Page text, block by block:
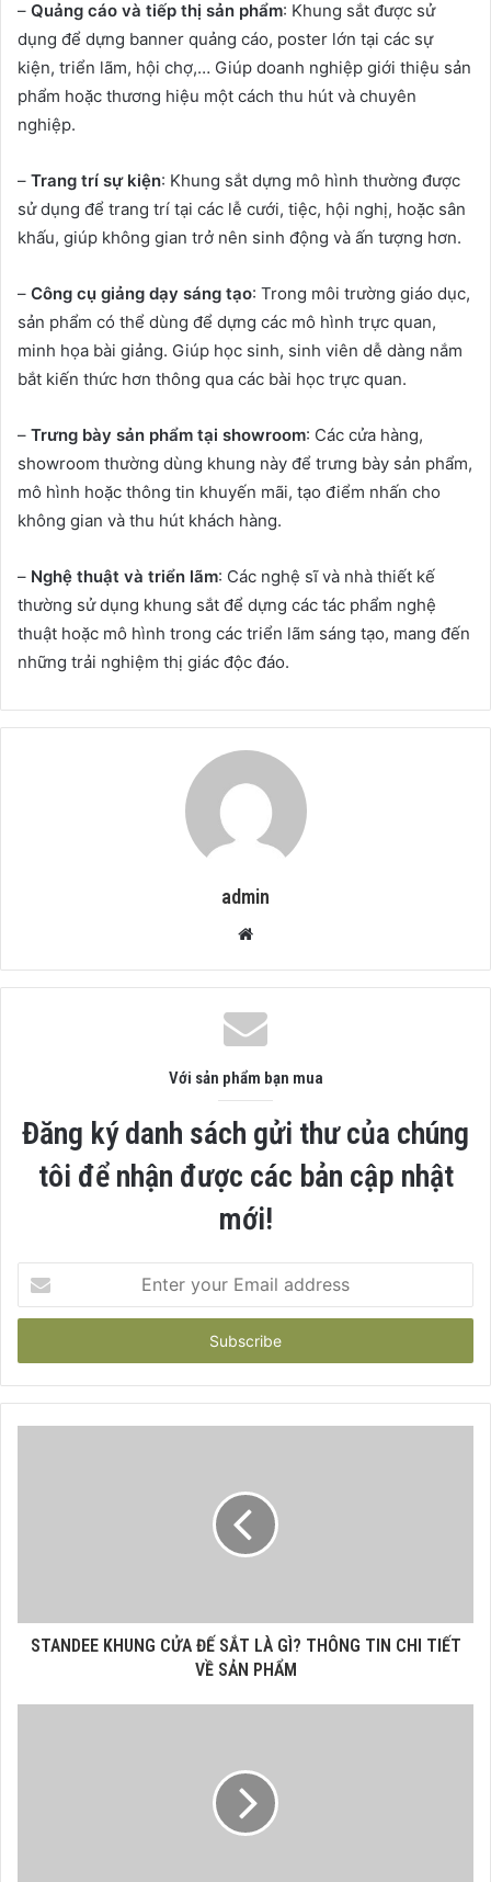
– Quảng cáo và tiếp thị sản phẩm: Khung sắt được sử
dụng để dựng banner quảng cáo, poster lớn tại các sự
kiện, triển lãm, hội chợ,… Giúp doanh nghiệp giới thiệu sản
phẩm hoặc thương hiệu một cách thu hút và chuyên
nghiệp.
– Trang trí sự kiện: Khung sắt dựng mô hình thường được
sử dụng để trang trí tại các lễ cưới, tiệc, hội nghị, hoặc sân
khấu, giúp không gian trở nên sinh động và ấn tượng hơn.
– Công cụ giảng dạy sáng tạo: Trong môi trường giáo dục,
sản phẩm có thể dùng để dựng các mô hình trực quan,
minh họa bài giảng. Giúp học sinh, sinh viên dễ dàng nắm
bắt kiến thức hơn thông qua các bài học trực quan.
– Trưng bày sản phẩm tại showroom: Các cửa hàng,
showroom thường dùng khung này để trưng bày sản phẩm,
mô hình hoặc thông tin khuyến mãi, tạo điểm nhấn cho
không gian và thu hút khách hàng.
– Nghệ thuật và triển lãm: Các nghệ sĩ và nhà thiết kế
thường sử dụng khung sắt để dựng các tác phẩm nghệ
thuật hoặc mô hình trong các triển lãm sáng tạo, mang đến
những trải nghiệm thị giác độc đáo.
admin
Website
Với sản phẩm bạn mua
Đăng ký danh sách gửi thư của chúng
tôi để nhận được các bản cập nhật
mới!
your
Email
STANDEE KHUNG CỬA ĐẾ SẮT LÀ GÌ? THÔNG TIN CHI TIẾT
VỀ SẢN PHẨM